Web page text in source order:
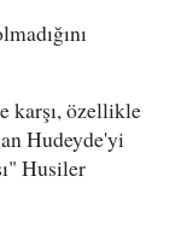
karşı, özellikle
Hudeyde'yi
Husiler